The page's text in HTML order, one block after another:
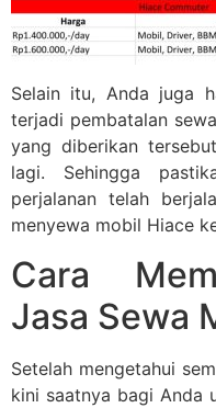
Selain itu, Anda juga
terjadi pembatalan
yang diberikan
lagi. Sehingga
perjalanan telah
menyewa mobil Hiace
Cara
Jasa Sewa
Setelah mengetahui
kini saatnya bagi Anda